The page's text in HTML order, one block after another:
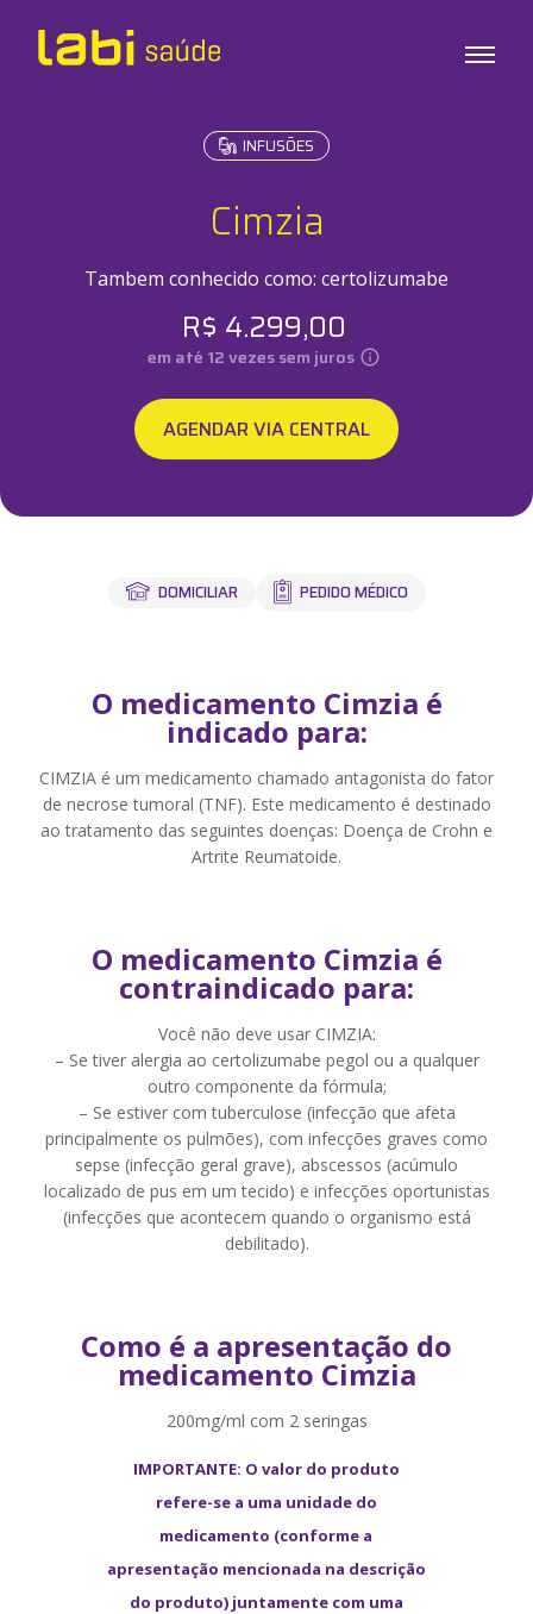
Labi em Casa
Meus Pedidos
Resultados
INFUSÕES
Cimzia
Tambem conhecido como: certolizumabe
R$ 4.299,00
em até 12vezes sem juros
AGENDAR VIA CENTRAL
DOMICILIAR PEDIDO MÉDICO
O medicamento Cimzia é
indicado para:
CIMZIA é um medicamento chamado antagonista do fator
de necrose tumoral (TNF). Este medicamento é destinado
ao tratamento das seguintes doenças: Doença de Crohn e
Artrite Reumatoide.
O medicamento Cimzia é
contraindicado para:
Você não deve usar CIMZIA:
– Se tiver alergia ao certolizumabe pegol ou a qualquer
outro componente da fórmula;
– Se estiver com tuberculose (infecção que afeta
principalmente os pulmões), com infecções graves como
sepse (infecção geral grave), abscessos (acúmulo
localizado de pus em um tecido) e infecções oportunistas
(infecções que acontecem quando o organismo está
debilitado).
Como é a apresentação do
medicamento Cimzia
200mg/ml com 2 seringas
IMPORTANTE: O valor do produto
refere-se a uma unidade do
medicamento (conforme a
apresentação mencionada na descrição
do produto) juntamente com uma